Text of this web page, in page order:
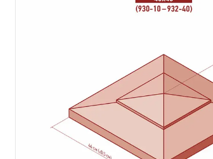
Сухие смеси
Сопутствующие товары